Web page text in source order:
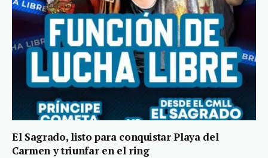
El Sagrado, listo para conquistar Playa del
Carmen y triunfar en el ring